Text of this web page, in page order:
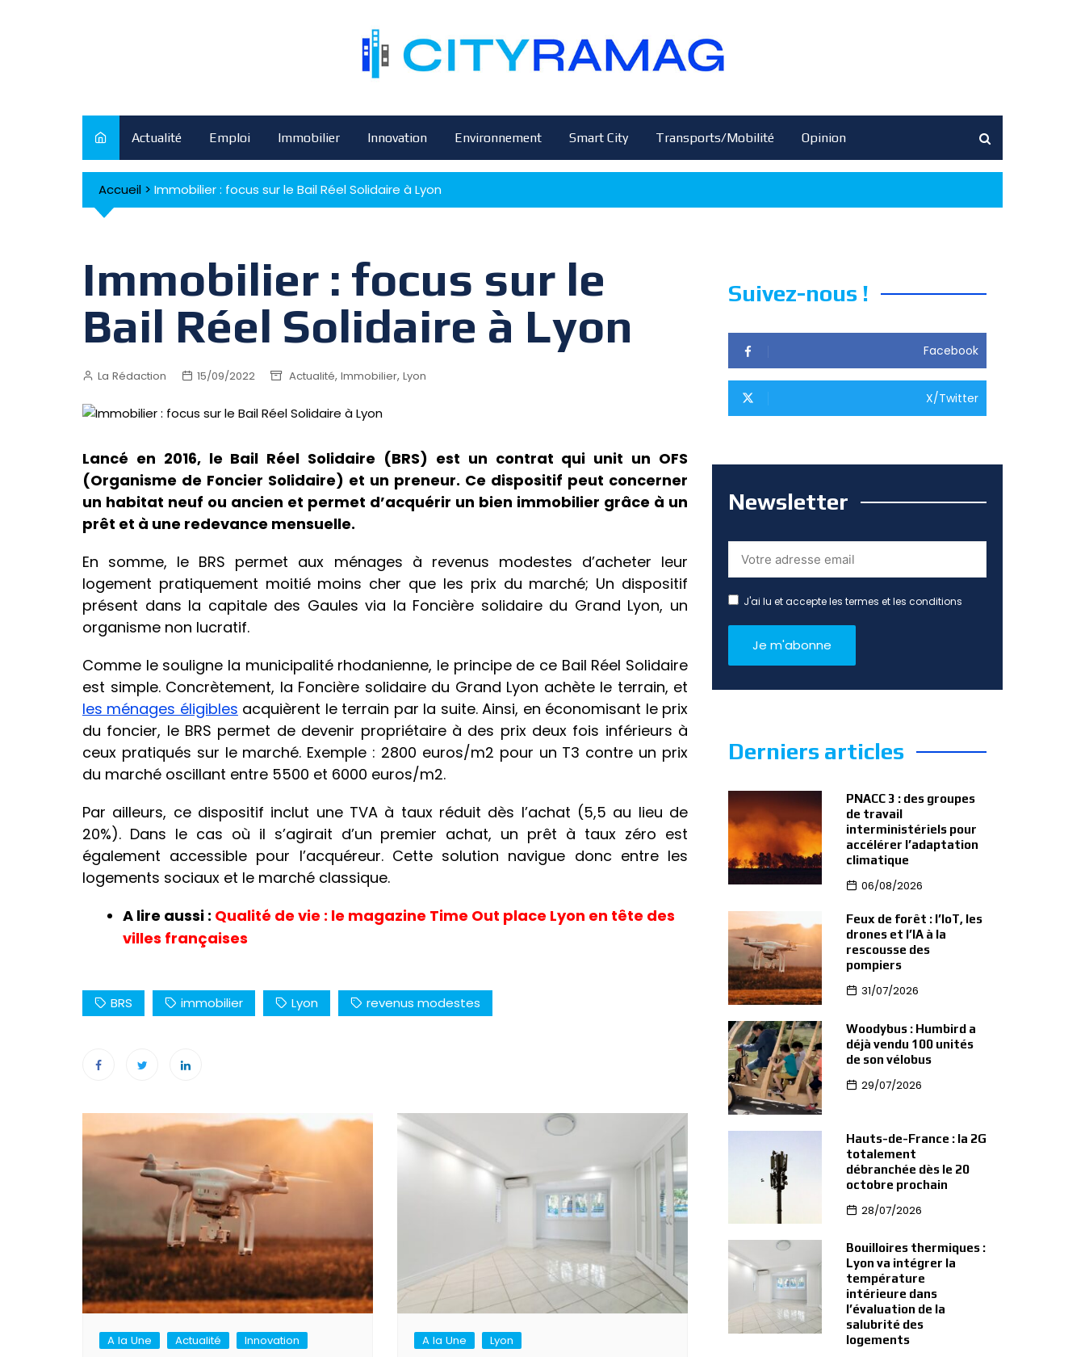
Actualité Emploi Immobilier Innovation Environnement Smart City Transports/Mobilité Opinion
Accueil > Immobilier : focus sur le Bail Réel Solidaire à Lyon
Immobilier : focus sur le
Bail Réel Solidaire à Lyon
La Rédaction 15/09/2022 Actualité, Immobilier, Lyon
Lancé en 2016, le Bail Réel Solidaire (BRS) est un contrat qui unit un OFS
(Organisme de Foncier Solidaire) et un preneur. Ce dispositif peut concerner
un habitat neuf ou ancien et permet d’acquérir un bien immobilier grâce à un
prêt et à une redevance mensuelle.
En somme, le BRS permet aux ménages à revenus modestes d’acheter leur
logement pratiquement moitié moins cher que les prix du marché; Un dispositif
présent dans la capitale des Gaules via la Foncière solidaire du Grand Lyon, un
organisme non lucratif.
Comme le souligne la municipalité rhodanienne, le principe de ce Bail Réel Solidaire
est simple. Concrètement, la Foncière solidaire du Grand Lyon achète le terrain, et
les ménages éligibles acquièrent le terrain par la suite. Ainsi, en économisant le prix
du foncier, le BRS permet de devenir propriétaire à des prix deux fois inférieurs à
ceux pratiqués sur le marché. Exemple : 2800 euros/m2 pour un T3 contre un prix
du marché oscillant entre 5500 et 6000 euros/m2.
Par ailleurs, ce dispositif inclut une TVA à taux réduit dès l’achat (5,5 au lieu de
20%). Dans le cas où il s’agirait d’un premier achat, un prêt à taux zéro est
également accessible pour l’acquéreur. Cette solution navigue donc entre les
logements sociaux et le marché classique.
A lire aussi : Qualité de vie : le magazine Time Out place Lyon en tête des
villes françaises
BRS immobilier Lyon revenus modestes
Navigation
l’article
A la Une Actualité Innovation A la Une Lyon
Suivez-nous !
Facebook
X/Twitter
Newsletter
J'ai lu et accepte les termes et les conditions
Derniers articles
PNACC 3 : des groupes
de travail
interministériels pour
accélérer l’adaptation
climatique
06/08/2026
Feux de forêt : l’IoT, les
drones et l’IA à la
rescousse des
pompiers
31/07/2026
Woodybus : Humbird a
déjà vendu 100 unités
de son vélobus
29/07/2026
Hauts-de-France : la 2G
totalement
débranchée dès le 20
octobre prochain
28/07/2026
Bouilloires thermiques :
Lyon va intégrer la
température
intérieure dans
l’évaluation de la
salubrité des
logements